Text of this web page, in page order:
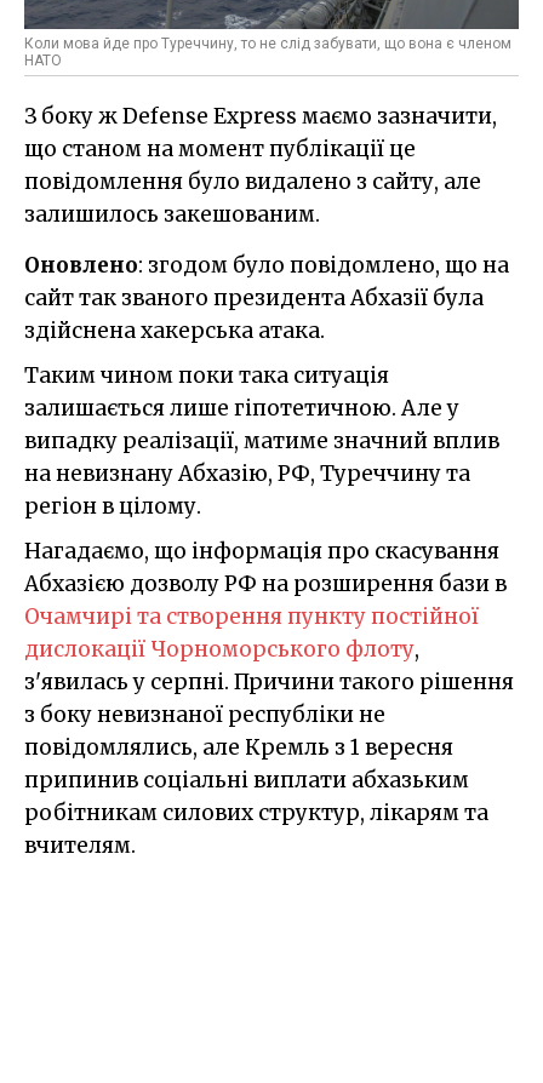
Коли мова йде про Туреччину, то не слід забувати, що вона є членом
НАТО
З боку ж Defense Express маємо зазначити,
що станом на момент публікації це
повідомлення було видалено з сайту, але
залишилось закешованим.
Оновлено: згодом було повідомлено, що на
сайт так званого президента Абхазії була
здійснена хакерська атака.
Таким чином поки така ситуація
залишається лише гіпотетичною. Але у
випадку реалізації, матиме значний вплив
на невизнану Абхазію, РФ, Туреччину та
регіон в цілому.
Нагадаємо, що інформація про скасування
Абхазією дозволу РФ на розширення бази в
Очамчирі та створення пункту постійної
дислокації Чорноморського флоту,
з'явилась у серпні. Причини такого рішення
з боку невизнаної республіки не
повідомлялись, але Кремль з 1 вересня
припинив соціальні виплати абхазьким
робітникам силових структур, лікарям та
вчителям.